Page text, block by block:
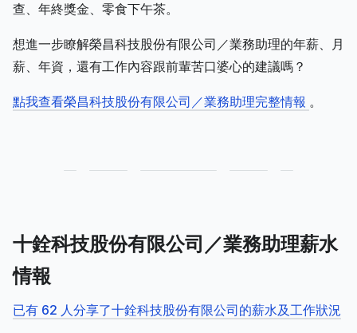
查、年終獎金、零食下午茶。
想進一步瞭解榮昌科技股份有限公司／業務助理的年薪、月
薪、年資，還有工作內容跟前輩苦口婆心的建議嗎？
點我查看榮昌科技股份有限公司／業務助理完整情報 。
十銓科技股份有限公司／業務助理薪水
情報
已有 62 人分享了十銓科技股份有限公司的薪水及工作狀況